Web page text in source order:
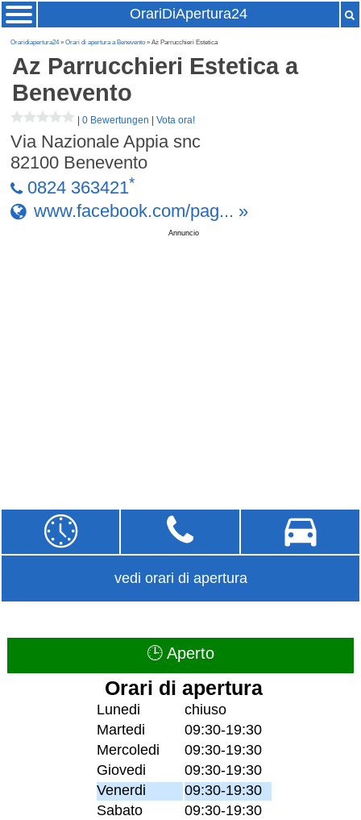
OrariDiApertura24
Oraridiapertura24»Orari di apertura a Benevento » Az Parrucchieri Estetica
Az Parrucchieri Esteticaa
Benevento
|0 Bewertungen |Vota ora!
Via Nazionale Appia snc
82100 Benevento
0824 363421*
www.facebook.com/pag... »
Annuncio
vedi orari di apertura
🕒 Aperto
Orari di apertura
Lunedi
chiuso
Martedi
09:30-19:30
Mercoledi
09:30-19:30
Giovedi
09:30-19:30
Venerdi
09:30-19:30
Sabato
09:30-19:30